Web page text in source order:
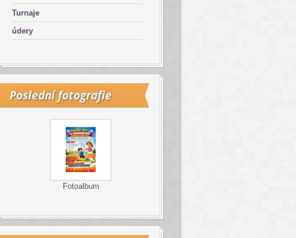
Turnaje
údery
Poslední fotografie
Fotoalbum